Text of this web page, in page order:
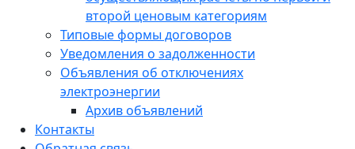
второй ценовым категориям
Типовые формы договоров
Уведомления о задолженности
Объявления об отключениях
электроэнергии
Архив объявлений
Контакты